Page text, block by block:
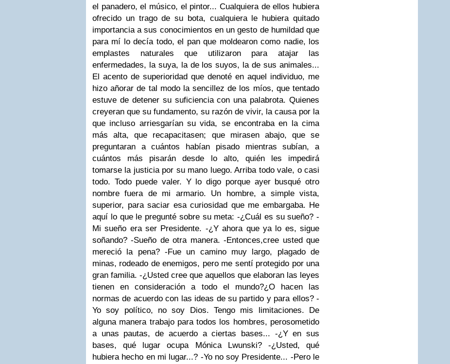
el panadero, el músico, el pintor... Cualquiera de ellos hubiera
ofrecido un trago de su bota, cualquiera le hubiera quitado
importancia a sus conocimientos en un gesto de humildad que
para mí lo decía todo, el pan que moldearon como nadie, los
emplastes naturales que utilizaron para atajar las
enfermedades, la suya, la de los suyos, la de sus animales...
El acento de superioridad que denoté en aquel individuo, me
hizo añorar de tal modo la sencillez de los míos, que tentado
estuve de detener su suficiencia con una palabrota. Quienes
creyeran que su fundamento, su razón de vivir, la causa por la
que incluso arriesgarían su vida, se encontraba en la cima
más alta, que recapacitasen; que mirasen abajo, que se
preguntaran a cuántos habían pisado mientras subían, a
cuántos más pisarán desde lo alto, quién les impedirá
tomarse la justicia por su mano luego. Arriba todo vale, o casi
todo. Todo puede valer. Y lo digo porque ayer busqué otro
nombre fuera de mi armario. Un hombre, a simple vista,
superior, para saciar esa curiosidad que me embargaba. He
aquí lo que le pregunté sobre su meta: -¿Cuál es su sueño? -
Mi sueño era ser Presidente. -¿Y ahora que ya lo es, sigue
soñando? -Sueño de otra manera. -Entonces,cree usted que
mereció la pena? -Fue un camino muy largo, plagado de
minas, rodeado de enemigos, pero me sentí protegido por una
gran familia. -¿Usted cree que aquellos que elaboran las leyes
tienen en consideración a todo el mundo?¿O hacen las
normas de acuerdo con las ideas de su partido y para ellos? -
Yo soy político, no soy Dios. Tengo mis limitaciones. De
alguna manera trabajo para todos los hombres, perosometido
a unas pautas, de acuerdo a ciertas bases... -¿Y en sus
bases, qué lugar ocupa Mónica Lwunski?
-¿Usted, qué
hubiera hecho en mi lugar...? -Yo no soy Presidente... -Pero le